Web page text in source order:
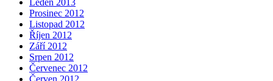
Prosinec 2012
Listopad 2012
Říjen 2012
Září 2012
Srpen 2012
Červenec 2012
Červen 2012